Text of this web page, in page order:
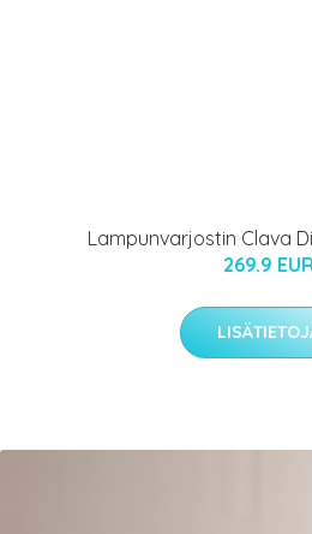
Lampunvarjostin Clava
269.9